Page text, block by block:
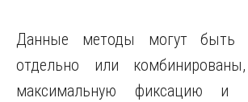
Данные методы могут быть
отдельно или комбинированы,
максимальную фиксацию и